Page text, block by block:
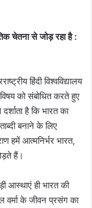
चेतना से जोड़ रहा है :
हिंदी विश्वविद्यालय
को संबोधित करते हुए
है कि भारत का
बनाने के लिए
हमें आत्मनिर्भर भारत,
हैं।
आस्थाएं ही भारत की
वर्मा के जीवन प्रसंग का